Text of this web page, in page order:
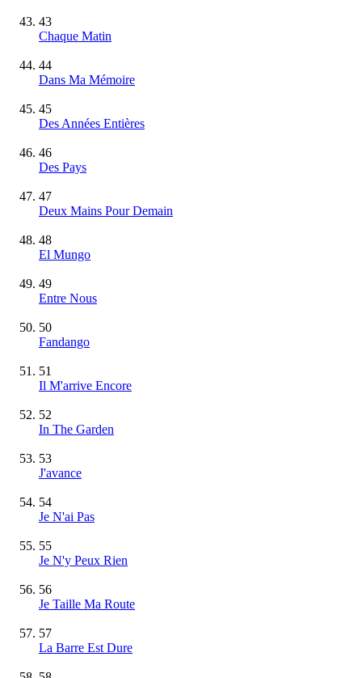
43
Chaque Matin
44
Dans Ma Mémoire
45
Des Années Entières
46
Des Pays
47
Deux Mains Pour Demain
48
El Mungo
49
Entre Nous
50
Fandango
51
Il M'arrive Encore
52
In The Garden
53
J'avance
54
Je N'ai Pas
55
Je N'y Peux Rien
56
Je Taille Ma Route
57
La Barre Est Dure